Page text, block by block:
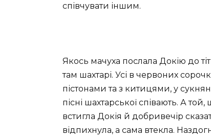
співчувати іншим.
Якось мачуха послала Докію до
там шахтарі. Усі в червоних
пістонами та з китицями, у
пісні шахтарської співають. А
встигла Докія й добривечір
відпихнула, а сама втекла.